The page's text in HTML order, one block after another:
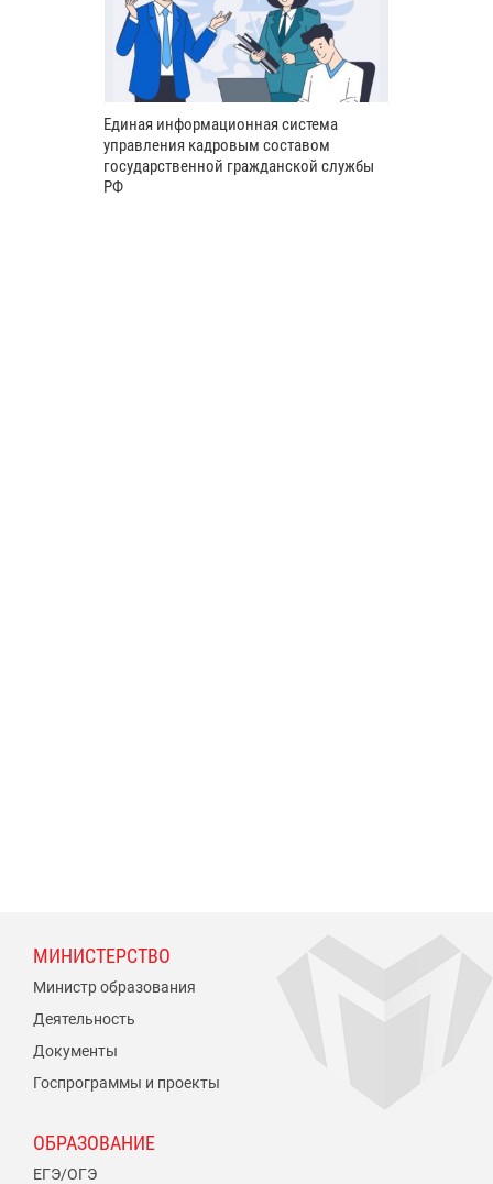
Единая информационная система
управления кадровым составом
государственной гражданской службы
РФ
МИНИСТЕРСТВО
Министр образования
Деятельность
Документы
Госпрограммы и проекты
ОБРАЗОВАНИЕ
ЕГЭ/ОГЭ